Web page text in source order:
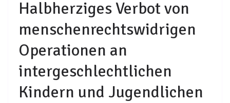
Halbherziges Verbot von
menschenrechtswidrigen
Operationen an
intergeschlechtlichen
Kindern und Jugendlichen